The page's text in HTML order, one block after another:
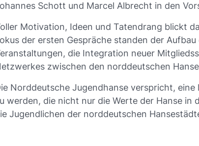
Schott und Marcel Albrecht in den
Motivation, Ideen und Tatendrang blickt
der ersten Gespräche standen der
die Integration neuer
zwischen den norddeutschen
Norddeutsche Jugendhanse verspricht,
werden, die nicht nur die Werte der Hanse
Jugendlichen der norddeutschen